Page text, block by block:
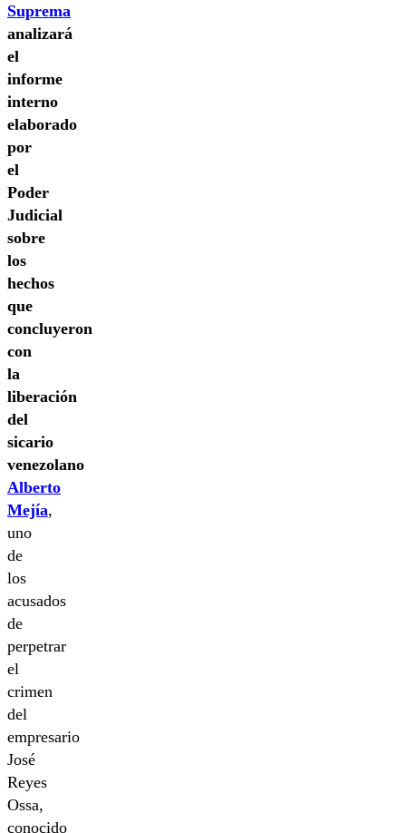
Suprema
analizará
el
informe
interno
elaborado
por
el
Poder
Judicial
sobre
los
hechos
que
concluyeron
con
la
liberación
del
sicario
venezolano
Alberto
Mejía,
uno
de
los
acusados
de
perpetrar
el
crimen
del
empresario
José
Reyes
Ossa,
conocido